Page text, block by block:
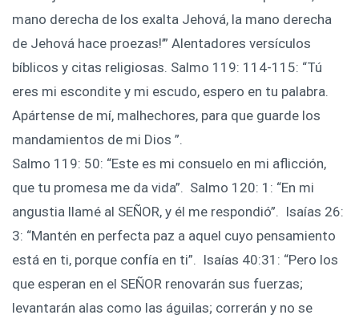
mano derecha de los exalta Jehová, la mano derecha
de Jehová hace proezas!’” Alentadores versículos
bíblicos y citas religiosas. Salmo 119: 114-115: “Tú
eres mi escondite y mi escudo, espero en tu palabra.
Apártense de mí, malhechores, para que guarde los
mandamientos de mi Dios ”. ‍
Salmo 119: 50: “Este es mi consuelo en mi aflicción,
que tu promesa me da vida”. ‍ Salmo 120: 1: “En mi
angustia llamé al SEÑOR, y él me respondió”. ‍ Isaías 26:
3: “Mantén en perfecta paz a aquel cuyo pensamiento
está en ti, porque confía en ti”. ‍ Isaías 40:31: “Pero los
que esperan en el SEÑOR renovarán sus fuerzas;
levantarán alas como las águilas; correrán y no se